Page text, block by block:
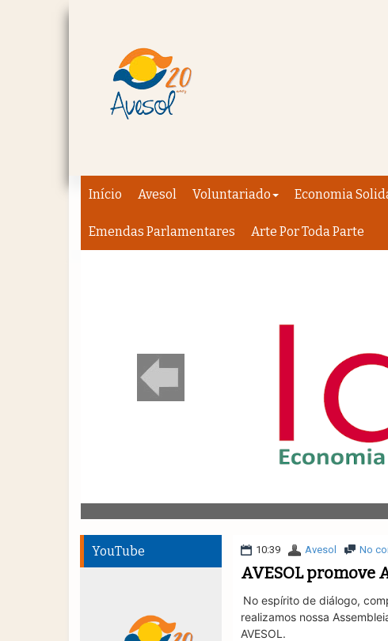
Início Avesol Voluntariado Economia
Emendas Parlamentares Arte Por Toda Parte
10:39 Avesol No
AVESOL promove
No espírito de diálogo,
realizamos nossa
AVESOL.
YouTube